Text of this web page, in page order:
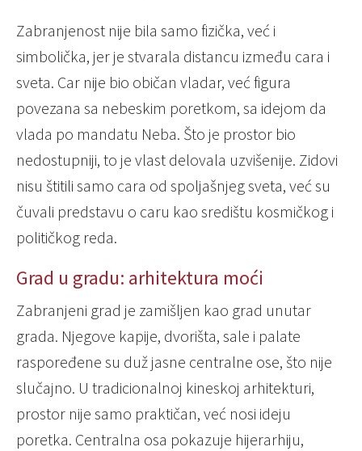
Zabranjenost nije bila samo fizička, već i
simbolička, jer je stvarala distancu između cara i
sveta. Car nije bio običan vladar, već figura
povezana sa nebeskim poretkom, sa idejom da
vlada po mandatu Neba. Što je prostor bio
nedostupniji, to je vlast delovala uzvišenije. Zidovi
nisu štitili samo cara od spoljašnjeg sveta, već su
čuvali predstavu o caru kao središtu kosmičkog i
političkog reda.
Grad u gradu: arhitektura moći
Zabranjeni grad je zamišljen kao grad unutar
grada. Njegove kapije, dvorišta, sale i palate
raspoređene su duž jasne centralne ose, što nije
slučajno. U tradicionalnoj kineskoj arhitekturi,
prostor nije samo praktičan, već nosi ideju
poretka. Centralna osa pokazuje hijerarhiju,